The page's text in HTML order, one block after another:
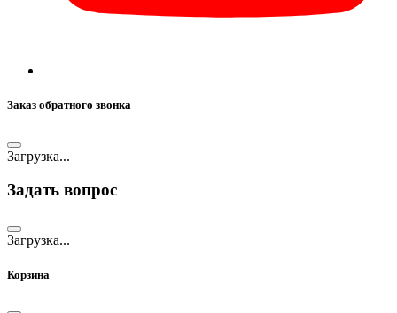
Заказ обратного звонка
Загрузка...
Задать вопрос
Загрузка...
Корзина